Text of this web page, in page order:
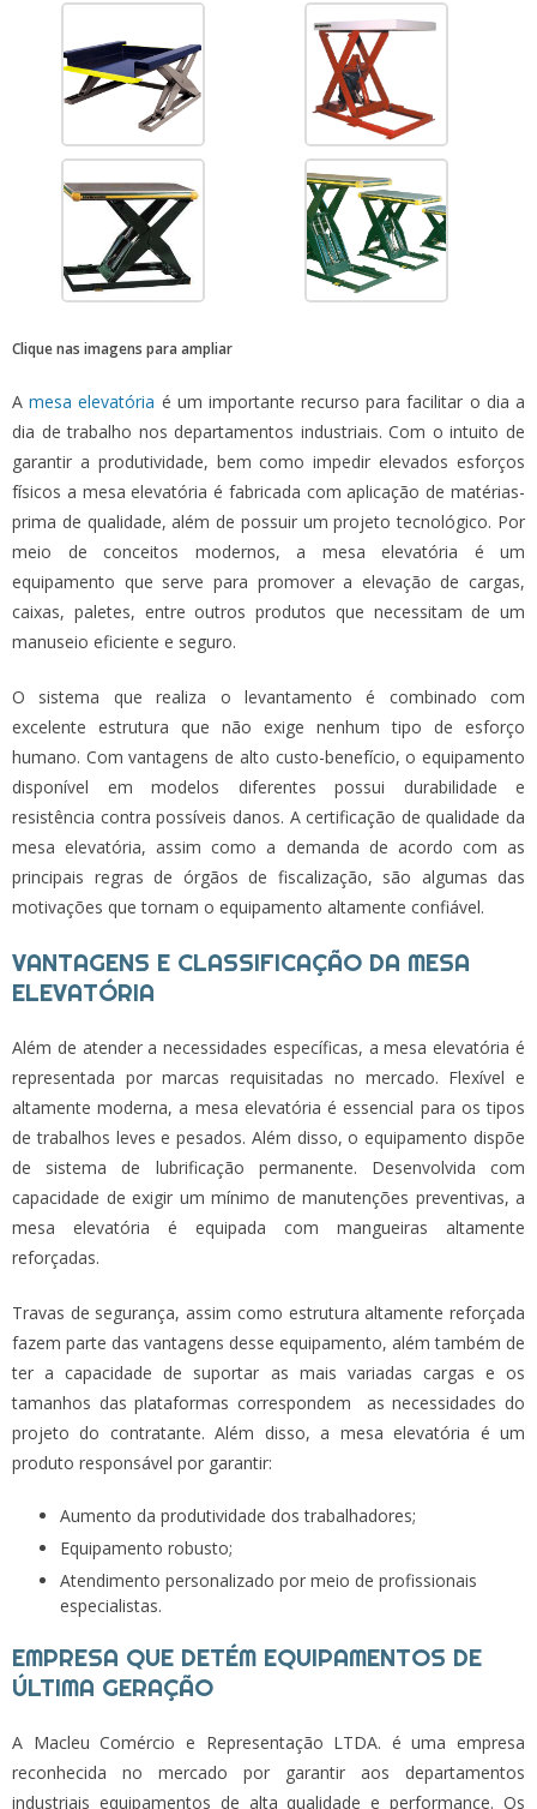
Clique nas imagens para ampliar
Amesa elevatória é um importante recurso para facilitar o dia a
dia de trabalho nos departamentos industriais. Com o intuito de
garantir a produtividade, bem como impedir elevados esforços
físicos a mesa elevatória é fabricada com aplicação de matérias-
prima de qualidade, além de possuir um projeto tecnológico. Por
meio de conceitos modernos, a mesa elevatória é um
equipamento que serve para promover a elevação de cargas,
caixas, paletes, entre outros produtos que necessitam de um
manuseio eficiente e seguro.
O sistema que realiza o levantamento é combinado com
excelente estrutura que não exige nenhum tipo de esforço
humano. Com vantagens de alto custo-benefício, o equipamento
disponível em modelos diferentes possui durabilidade e
resistência contra possíveis danos. A certificação de qualidade da
mesa elevatória, assim como a demanda de acordo com as
principais regras de órgãos de fiscalização, são algumas das
motivações que tornam o equipamento altamente confiável.
VANTAGENS E CLASSIFICAÇÃO DA MESA
ELEVATÓRIA
Além de atender a necessidades específicas, amesa elevatória é
representada por marcas requisitadas no mercado. Flexível e
altamente moderna, a mesa elevatória é essencial para os tipos
de trabalhos leves e pesados. Além disso, o equipamento dispõe
de sistema de lubrificação permanente. Desenvolvida com
capacidade de exigir um mínimo de manutenções preventivas, a
mesa elevatória é equipada com mangueiras altamente
reforçadas.
Travas de segurança, assim como estrutura altamente reforçada
fazem parte das vantagens desse equipamento, além também de
ter a capacidade de suportar as mais variadas cargas e os
tamanhos das plataformas correspondem as necessidades do
projeto do contratante. Além disso, a mesa elevatória é um
produto responsável por garantir:
Aumento da produtividade dos trabalhadores;
Equipamento robusto;
Atendimento personalizado por meio de profissionais
especialistas.
EMPRESA QUE DETÉM EQUIPAMENTOS DE
ÚLTIMA GERAÇÃO
A Macleu Comércio e Representação LTDA. é uma empresa
reconhecida no mercado por garantir aos departamentos
industriais equipamentos de alta qualidade e performance. Os